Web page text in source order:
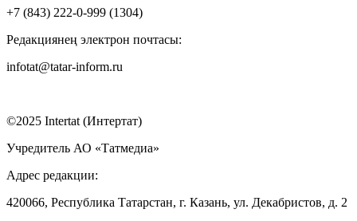
+7 (843) 222-0-999 (1304)
Редакциянең электрон почтасы:
infotat@tatar-inform.ru
©2025 Intertat (Интертат)
Учредитель АО «Татмедиа»
Адрес редакции:
420066, Республика Татарстан, г. Казань, ул. Декабристов, д. 2